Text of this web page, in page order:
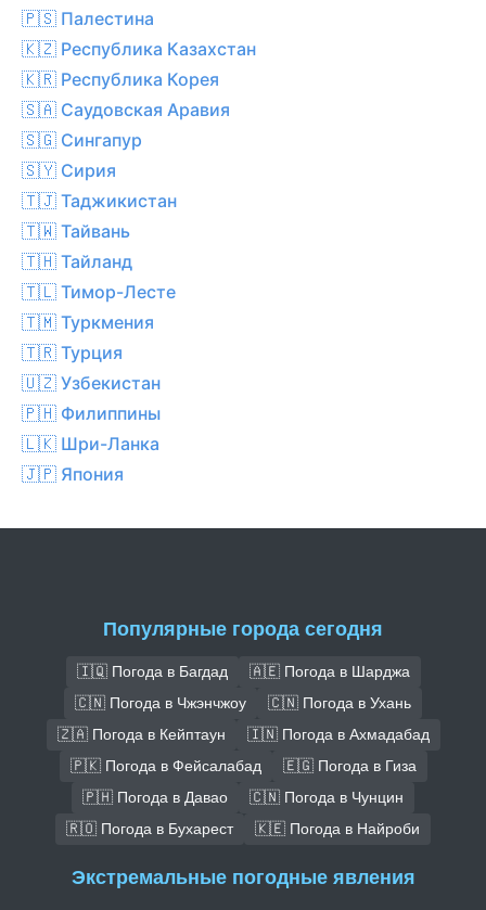
🇵🇸 Палестина
🇰🇿 Республика Казахстан
🇰🇷 Республика Корея
🇸🇦 Саудовская Аравия
🇸🇬 Сингапур
🇸🇾 Сирия
🇹🇯 Таджикистан
🇹🇼 Тайвань
🇹🇭 Тайланд
🇹🇱 Тимор-Лесте
🇹🇲 Туркмения
🇹🇷 Турция
🇺🇿 Узбекистан
🇵🇭 Филиппины
🇱🇰 Шри-Ланка
🇯🇵 Япония
Популярные города сегодня
🇮🇶 Погода в Багдад
🇦🇪 Погода в Шарджа
🇨🇳 Погода в Чжэнчжоу
🇨🇳 Погода в Ухань
🇿🇦 Погода в Кейптаун
🇮🇳 Погода в Ахмадабад
🇵🇰 Погода в Фейсалабад
🇪🇬 Погода в Гиза
🇵🇭 Погода в Давао
🇨🇳 Погода в Чунцин
🇷🇴 Погода в Бухарест
🇰🇪 Погода в Найроби
Экстремальные погодные явления